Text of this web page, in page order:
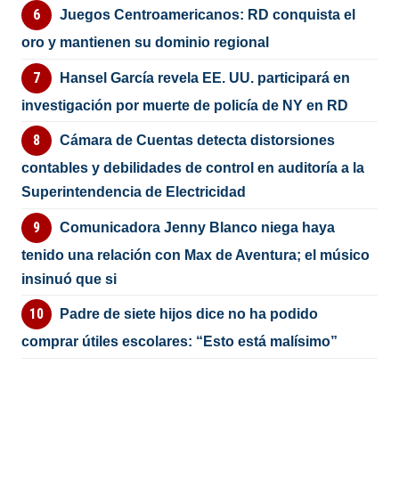
Juegos Centroamericanos: RD conquista el
oro y mantienen su dominio regional
Hansel García revela EE. UU. participará en
investigación por muerte de policía de NY en RD
Cámara de Cuentas detecta distorsiones
contables y debilidades de control en auditoría a la
Superintendencia de Electricidad
Comunicadora Jenny Blanco niega haya
tenido una relación con Max de Aventura; el músico
insinuó que si
Padre de siete hijos dice no ha podido
comprar útiles escolares: “Esto está malísimo”